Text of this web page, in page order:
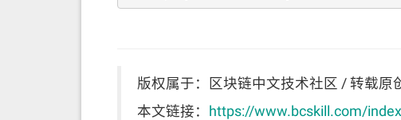
版权属于：区块链中文技术社区 / 转载原
本文链接： https://www.bcskill.com/